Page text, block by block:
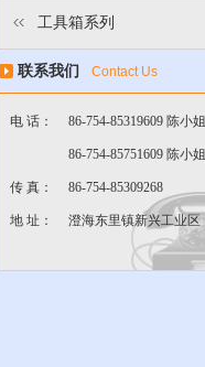
工具箱系列
联系我们 Contact Us
电 话： 86-754-85319609 陈小姐
86-754-85751609 陈小姐
传 真： 86-754-85309268
地 址： 澄海东里镇新兴工业区